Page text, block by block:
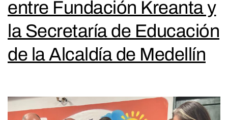
entre Fundación Kreanta y
la Secretaría de Educación
de la Alcaldía de Medellín